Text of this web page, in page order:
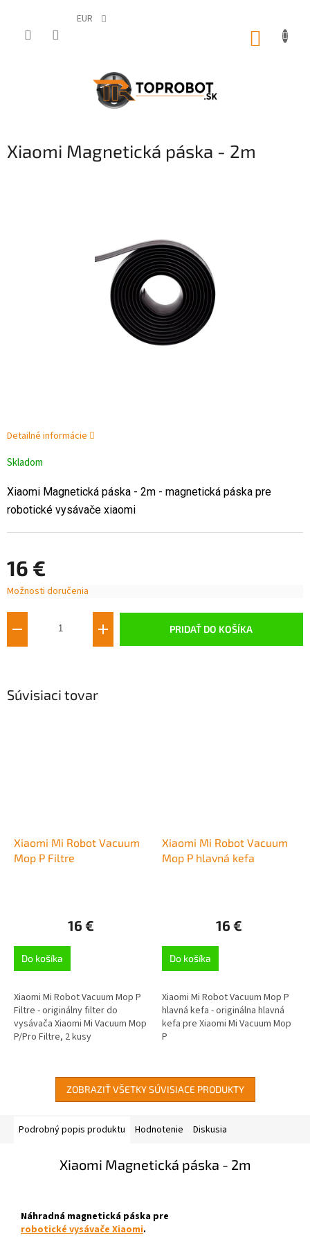
EUR
Xiaomi Magnetická páska - 2m
16 €
Jednotková
Skladom
Možnosti doručenia
PRIDAŤ DO KOŠÍKA
Xiaomi Magnetická páska - 2m - magnetická páska pre
robotické vysávače xiaomi
Detailné informácie
Súvisiaci tovar
Xiaomi Mi Robot Vacuum
Mop P Filtre
16 €
Do košíka
Xiaomi Mi Robot Vacuum Mop P
Filtre - originálny filter do
vysávača Xiaomi Mi Vacuum Mop
P/Pro Filtre, 2 kusy
Xiaomi Mi Robot Vacuum
Mop P hlavná kefa
16 €
Do košíka
Xiaomi Mi Robot Vacuum Mop P
hlavná kefa - originálna hlavná
kefa pre Xiaomi Mi Vacuum Mop
P
ZOBRAZIŤ VŠETKY SÚVISIACE PRODUKTY
Podrobný popis produktu Hodnotenie Diskusia
Xiaomi Magnetická páska - 2m
Náhradná magnetická páska pre
robotické vysávače Xiaomi.